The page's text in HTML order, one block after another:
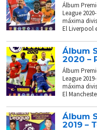
Álbum
League
máxima
El Liverpool
Álbum
2020 –
Álbum
League
máxima
El
Álbum
2019 –